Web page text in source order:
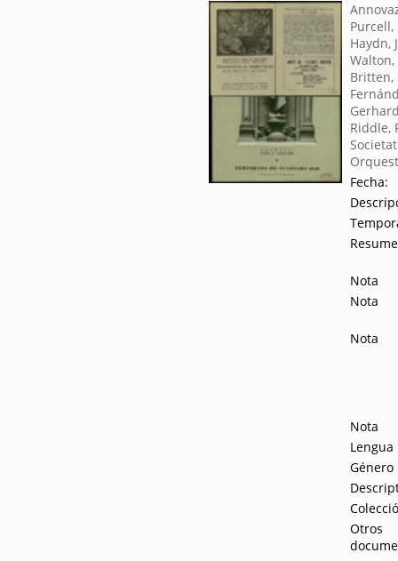
Purcell,
Haydn,
Britten,
Riddle,
Fecha:
Nota
Nota
Nota
Nota
Lengua
Género
Otros